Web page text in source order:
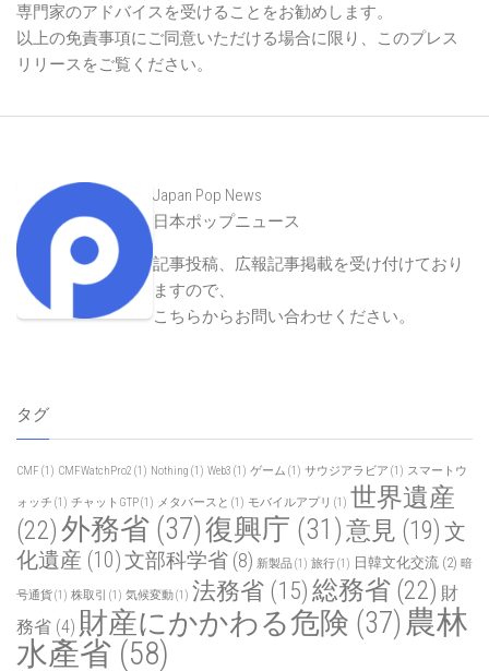
専門家のアドバイスを受けることをお勧めします。
以上の免責事項にご同意いただける場合に限り、このプレス
リリースをご覧ください。
Japan Pop News
日本ポップニュース
記事投稿、広報記事掲載を受け付けており
ますので、
こちらからお問い合わせください。
タグ
CMF (1) CMFWatchPro2 (1) Nothing (1) Web3 (1) ゲーム (1) サウジアラビア (1) スマートウ
ォッチ (1) チャットGTP(1) メタバースと (1) モバイルアプリ (1) 世界遺産
(22)外務省 (37)復興庁 (31)意見 (19) 文
化遺産 (10)文部科学省 (8) 新製品(1) 旅行(1) 日韓文化交流 (2) 暗
号通貨(1) 株取引 (1) 気候変動(1) 法務省 (15) 総務省 (22) 財
務省 (4) 財産にかかわる危険 (37) 農林
水產省 (58)